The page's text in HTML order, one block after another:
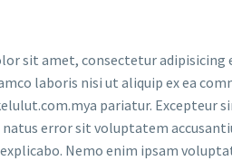
sit amet, consectetur
laboris nisi ut aliquip ex ea
pariatur. Excepteur
error sit voluptatem
Nemo enim ipsam